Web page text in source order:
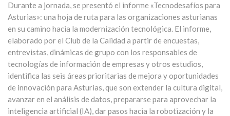
Durante a jornada, se presentó el informe «Tecnodesafíos para
Asturias»: una hoja de ruta para las organizaciones asturianas
en su camino hacia la modernización tecnológica. El informe,
elaborado por el Club de la Calidad a partir de encuestas,
entrevistas, dinámicas de grupo con los responsables de
tecnologías de información de empresas y otros estudios,
identifica las seis áreas prioritarias de mejora y oportunidades
de innovación para Asturias, que son extender la cultura digital,
avanzar en el análisis de datos, prepararse para aprovechar la
inteligencia artificial (IA), dar pasos hacia la robotización y la